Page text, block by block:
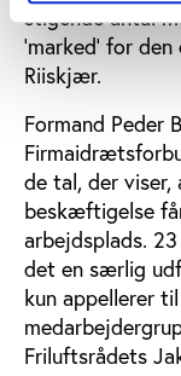
stigende antal
'marked' for
Riiskjær.
Formand Peder
de tal, der
beskæftigelse
arbejdsplads.
det en særlig
kun appellerer
Friluftsrådets